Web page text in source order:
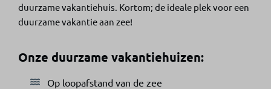
duurzame vakantiehuis. Kortom; de ideale plek voor een
duurzame vakantie aan zee!
Onze duurzame vakantiehuizen:
Op loopafstand van de zee